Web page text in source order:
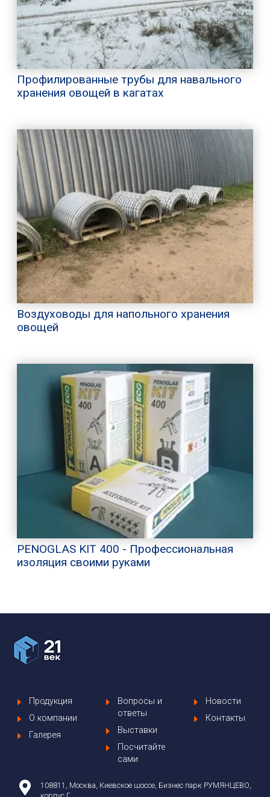
Профилированные трубы для навального
хранения овощей в кагатах
Воздуховоды для напольного хранения
овощей
PENOGLAS KIT 400 - Профессиональная
изоляция своими руками
Продукция
О компании
Галерея
Вопросы и
ответы
Выставки
Посчитайте
сами
Новости
Контакты
108811, Москва, Киевское шоссе, Бизнес парк РУМЯНЦЕВО,